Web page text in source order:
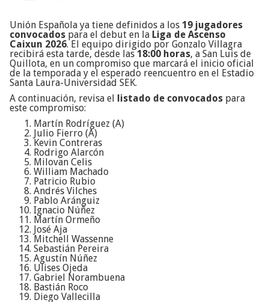
Unión Española ya tiene definidos a los 19 jugadores
convocados para el debut en la Liga de Ascenso
Caixun 2026. El equipo dirigido por Gonzalo Villagra
recibirá esta tarde, desde las18:00 horas, a San Luis de
Quillota, en un compromiso que marcará el inicio oficial
de la temporada y el esperado reencuentro en el Estadio
Santa Laura-Universidad SEK.
A continuación, revisa el listado de convocados para
este compromiso:
Martín Rodríguez (A)
Julio Fierro (A)
Kevin Contreras
Rodrigo Alarcón
Milovan Celis
William Machado
Patricio Rubio
Andrés Vilches
Pablo Aránguiz
Ignacio Núñez
Martín Ormeño
José Aja
Mitchell Wassenne
Sebastián Pereira
Agustín Núñez
Ulises Ojeda
Gabriel Norambuena
Bastián Roco
Diego Vallecilla